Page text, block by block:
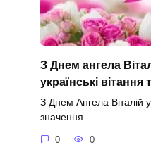
З Днем ангела
українські
З Днем Ангела Віталій
значення
0 0